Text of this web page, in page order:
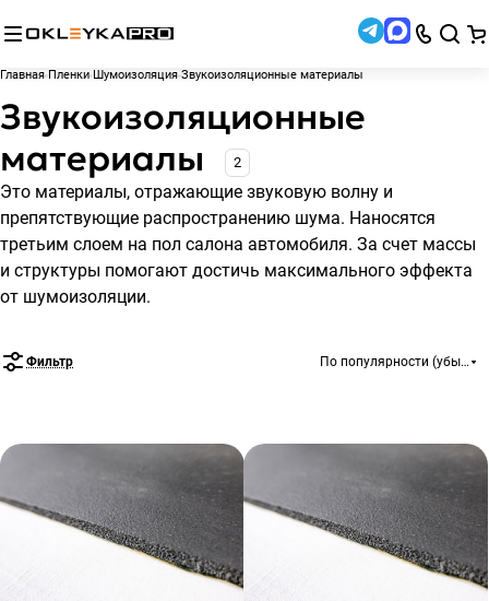
Главная Пленки Шумоизоляция Звукоизоляционные материалы
Звукоизоляционные
материалы
2
Это материалы, отражающие звуковую волну и
препятствующие распространению шума. Наносятся
третьим слоем на пол салона автомобиля. За счет массы
и структуры помогают достичь максимального эффекта
от шумоизоляции.
Фильтр По популярности